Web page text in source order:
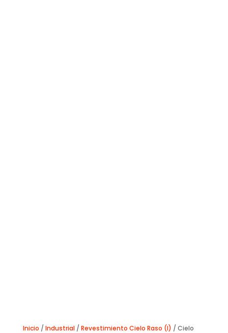
Inicio / Industrial/ Revestimiento Cielo Raso (I) / Cielo